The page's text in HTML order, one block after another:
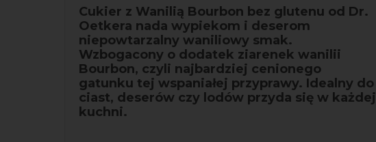
Cukier z Wanilią Bourbon bez glutenu od Dr.
Oetkera nada wypiekom i deserom
niepowtarzalny waniliowy smak.
Wzbogacony o dodatek ziarenek wanilii
Bourbon, czyli najbardziej cenionego
gatunku tej wspaniałej przyprawy. Idealny do
ciast, deserów czy lodów przyda się w każdej
kuchni.